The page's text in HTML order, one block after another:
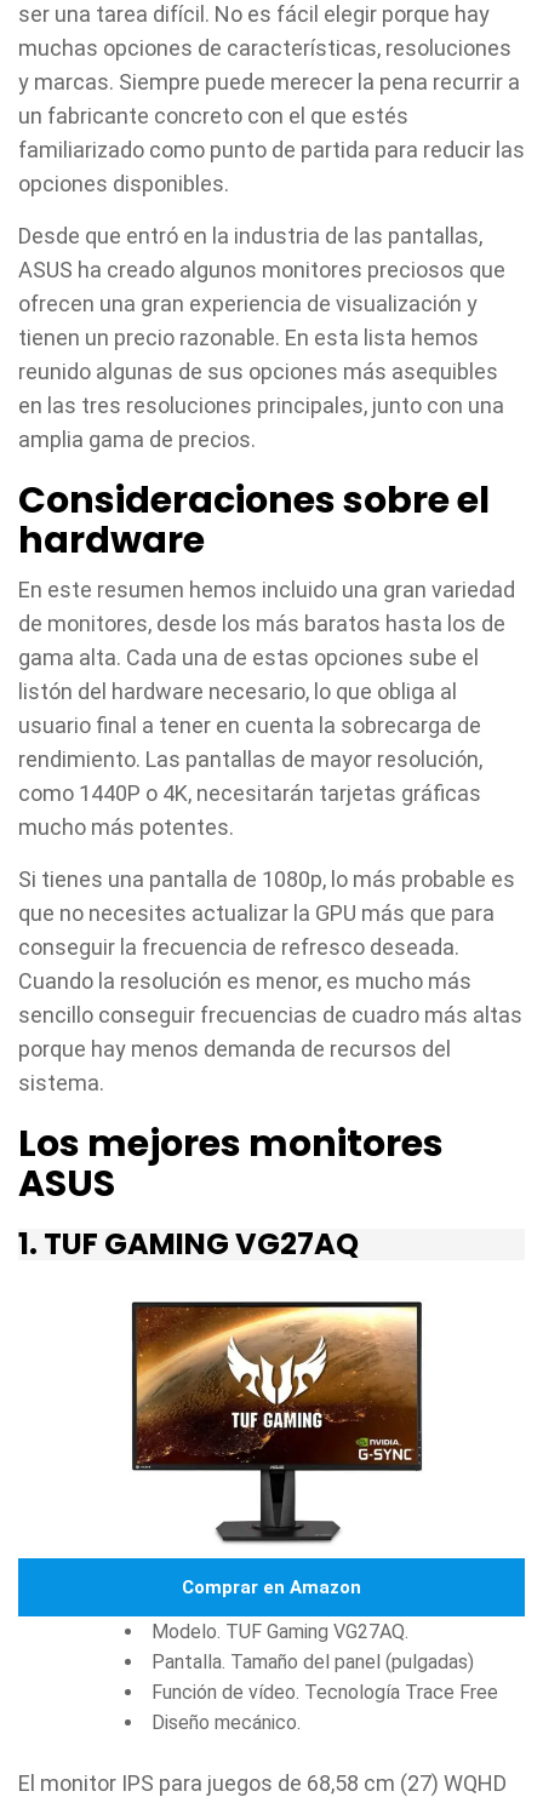
ser una tarea difícil. No es fácil elegir porque hay
muchas opciones de características, resoluciones
y marcas. Siempre puede merecer la pena recurrir a
un fabricante concreto con el que estés
familiarizado como punto de partida para reducir las
opciones disponibles.
Desde que entró en la industria de las pantallas,
ASUS ha creado algunos monitores preciosos que
ofrecen una gran experiencia de visualización y
tienen un precio razonable. En esta lista hemos
reunido algunas de sus opciones más asequibles
en las tres resoluciones principales, junto con una
amplia gama de precios.
Consideraciones sobre el
hardware
En este resumen hemos incluido una gran variedad
de monitores, desde los más baratos hasta los de
gama alta. Cada una de estas opciones sube el
listón del hardware necesario, lo que obliga al
usuario final a tener en cuenta la sobrecarga de
rendimiento. Las pantallas de mayor resolución,
como 1440P o 4K, necesitarán tarjetas gráficas
mucho más potentes.
Si tienes una pantalla de 1080p, lo más probable es
que no necesites actualizar la GPU más que para
conseguir la frecuencia de refresco deseada.
Cuando la resolución es menor, es mucho más
sencillo conseguir frecuencias de cuadro más altas
porque hay menos demanda de recursos del
sistema.
Los mejores monitores
ASUS
1. TUF GAMING VG27AQ
Comprar en Amazon
Modelo. TUF Gaming VG27AQ.
Pantalla. Tamaño del panel (pulgadas)
Función de vídeo. Tecnología Trace Free
Diseño mecánico.
El monitor IPS para juegos de 68,58 cm (27) WQHD